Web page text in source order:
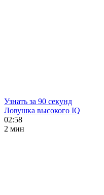
Узнать за 90 секунд
Ловушка высокого IQ
02:58
2 мин